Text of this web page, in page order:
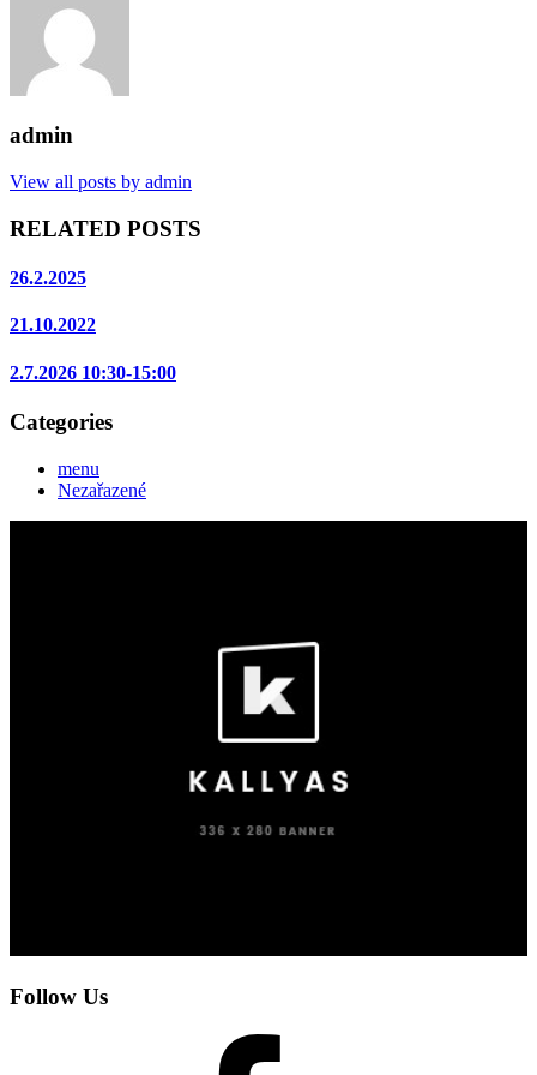
admin
View all posts by admin
RELATED POSTS
26.2.2025
21.10.2022
2.7.2026 10:30-15:00
Categories
menu
Nezařazené
Follow Us